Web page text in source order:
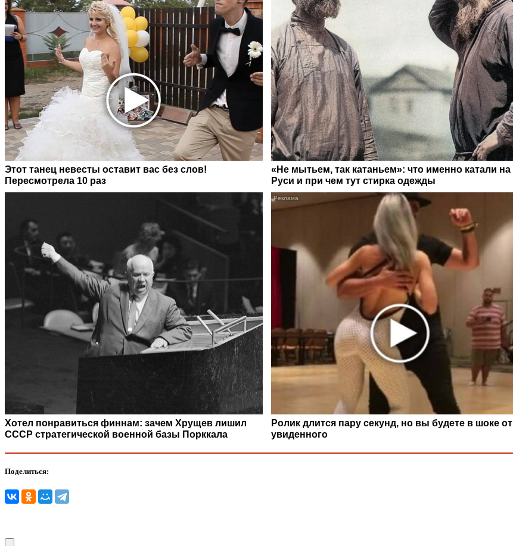
Этот танец невесты оставит вас без слов!
Пересмотрела 10 раз
«Не мытьем, так катаньем»: что именно катали на
Руси и при чем тут стирка одежды
Хотел понравиться финнам: зачем Хрущев лишил
СССР стратегической военной базы Порккала
Ролик длится пару секунд, но вы будете в шоке от
увиденного
Поделиться: